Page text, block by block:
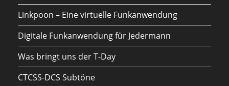
Linkpoon – Eine virtuelle Funkanwendung
Digitale Funkanwendung für Jedermann
Was bringt uns der T-Day
CTCSS-DCS Subtöne